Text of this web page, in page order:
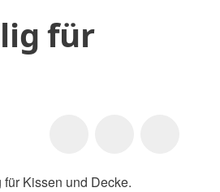
für
Kissen und Decke.